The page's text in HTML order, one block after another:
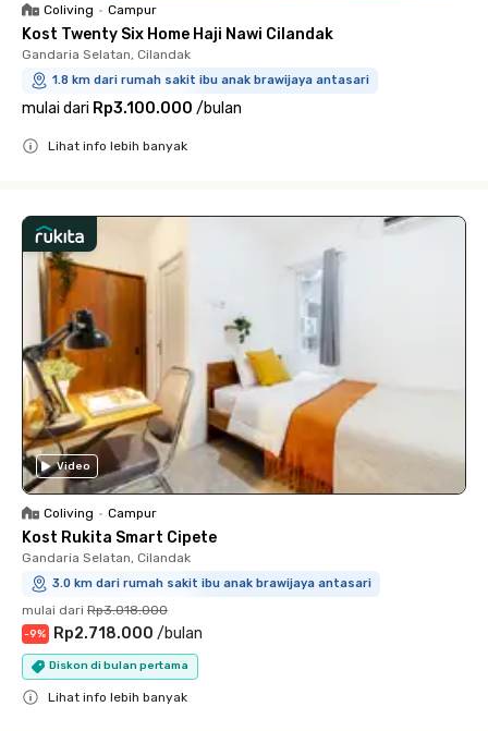
Coliving • Campur
Kost Twenty Six Home Haji Nawi Cilandak
Gandaria Selatan, Cilandak
1.8 km dari rumah sakit ibu anak brawijaya antasari
mulai dari Rp3.100.000 /bulan
Lihat info lebih banyak
Video
Coliving • Campur
Kost Rukita Smart Cipete
Gandaria Selatan, Cilandak
3.0 km dari rumah sakit ibu anak brawijaya antasari
mulai dari Rp3.018.000
-9% Rp2.718.000 /bulan
Diskon di bulan pertama
Lihat info lebih banyak